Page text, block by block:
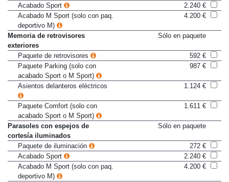
Acabado Sport
2.240 €
Acabado M Sport (solo con paq.
deportivo M)
4.200 €
Memoria de retrovisores
exteriores
Sólo en paquete
Paquete de retrovisores
592 €
Paquete Parking (solo con
acabado Sport o M Sport)
987 €
Asientos delanteros eléctricos 1.124 €
Paquete Comfort (solo con
acabado Sport o M Sport)
1.611 €
Parasoles con espejos de
cortesía iluminados
Sólo en paquete
Paquete de iluminación
272 €
Acabado Sport
2.240 €
Acabado M Sport (solo con paq.
deportivo M)
4.200 €